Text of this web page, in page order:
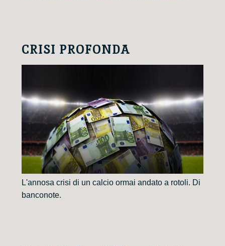
CRISI PROFONDA
L'annosa crisi di un calcio ormai andato a rotoli. Di
banconote.